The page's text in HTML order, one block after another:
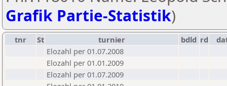
Grafik Partie-Statistik)
tnr St turnier bdld rd
Elozahl per 01.07.2008
Elozahl per 01.01.2009
Elozahl per 01.07.2009